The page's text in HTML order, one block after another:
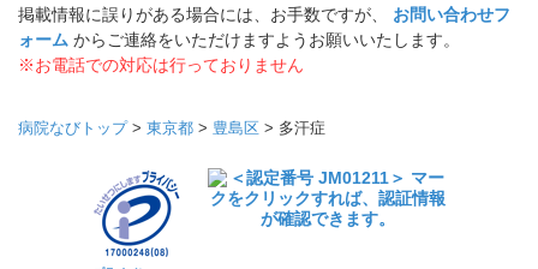
掲載情報に誤りがある場合には、お手数ですが、 お問い合わせフ
ォーム からご連絡をいただけますようお願いいたします。
※お電話での対応は行っておりません
病院なびトップ> 東京都 > 豊島区 > 多汗症